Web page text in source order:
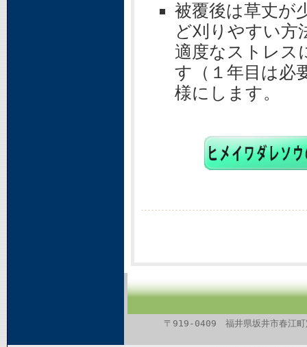
被覆後は草丈が
ど刈りやすい方
適度なストレス
す（１年目は必
様にします。
〒919-0409 福井県坂井市春